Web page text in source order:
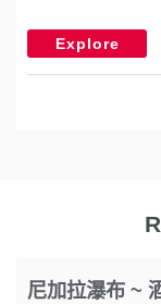
Explore
尼加拉瀑布 ~